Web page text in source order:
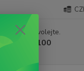
rady? Zavolejte.
332 100
10-17 hod.)